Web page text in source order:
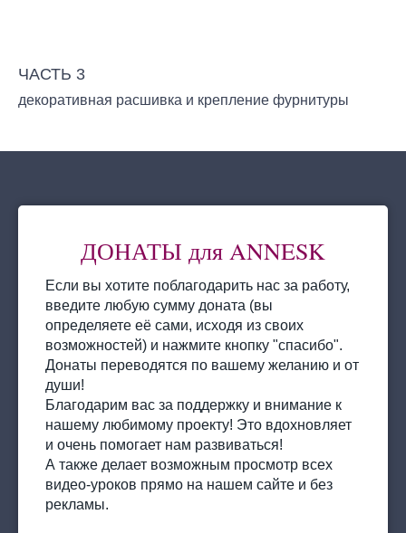
ЧАСТЬ 3
декоративная расшивка и крепление фурнитуры
ДОНАТЫ для ANNESK
Если вы хотите поблагодарить нас за работу,
введите любую сумму доната (вы
определяете её сами, исходя из своих
возможностей) и нажмите кнопку "спасибо".
Донаты переводятся по вашему желанию и от
души!
Благодарим вас за поддержку и внимание к
нашему любимому проекту! Это вдохновляет
и очень помогает нам развиваться!
А также делает возможным просмотр всех
видео-уроков прямо на нашем сайте и без
рекламы.